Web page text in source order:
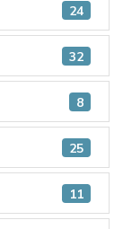
24
32
8
25
11